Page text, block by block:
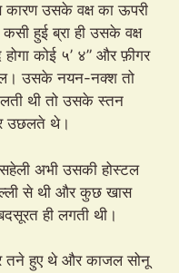
उसके वक्ष का ऊपरी
हुई ब्रा ही उसके वक्ष
कोई ५’ ४” और फ़ीगर
उसके नयन-नक्श तो
थी तो उसके स्तन
उछलते थे।
अभी उसकी होस्टल
से थी और कुछ खास
ही लगती थी।
तने हुए थे और काजल सोनू